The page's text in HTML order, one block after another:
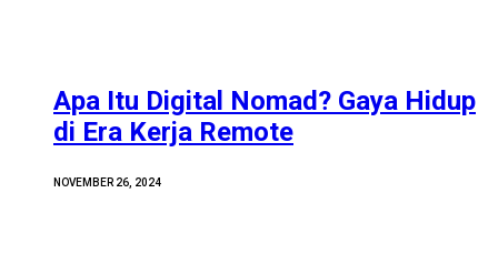
Apa Itu Digital Nomad? Gaya Hidup
di Era Kerja Remote
NOVEMBER 26, 2024